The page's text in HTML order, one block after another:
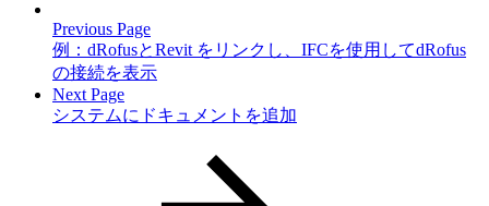
Previous Page
例：dRofusとRevit をリンクし、IFCを使用してdRofus
の接続を表示
Next Page
システムにドキュメントを追加